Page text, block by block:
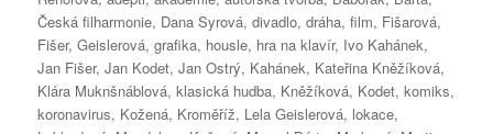
Česká filharmonie, Dana Syrová,divadlo,dráha,film, Fišarová,
Fišer,Geislerová,grafika, housle, hra na klavír, Ivo Kahánek,
Jan Fišer,Jan Kodet,Jan Ostrý, Kahánek, Kateřina Kněžíková,
Klára Muknšnáblová,klasická hudba, Kněžíková, Kodet,komiks,
koronavirus, Kožená, Kroměříž, Lela Geislerová, lokace,